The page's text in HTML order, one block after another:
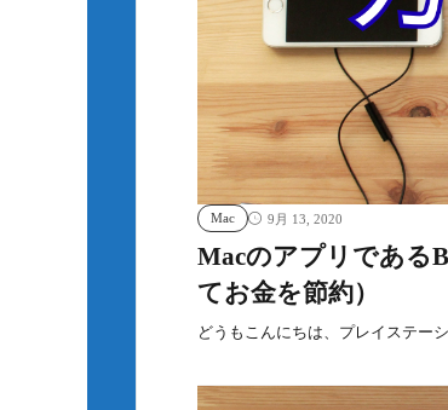
Mac 9月 13, 2020
Macのアプリである
てお金を節約）
どうもこんにちは、プレイステ